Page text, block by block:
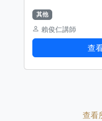
其他
賴俊仁講師
查
查看